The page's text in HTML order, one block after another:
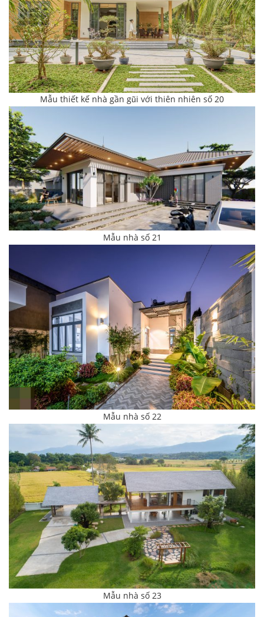
Mẫu thiết kế nhà gần gũi với thiên nhiên số 20
Mẫu nhà số 21
Mẫu nhà số 22
Mẫu nhà số 23